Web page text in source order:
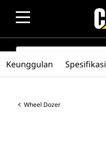
SEARCH
Wheel Dozer
Keunggulan Spesifikasi